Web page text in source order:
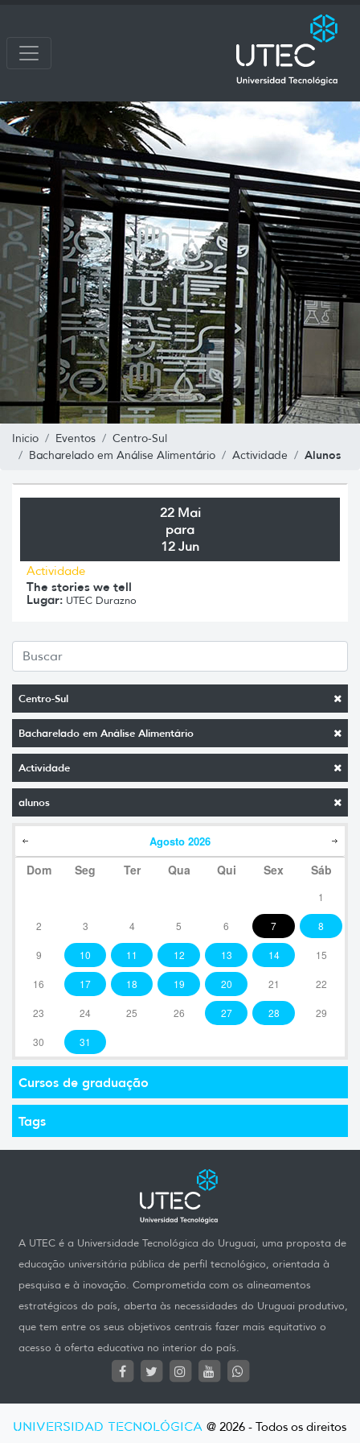
Inicio Eventos
Centro-Sul
Bacharelado em Análise Alimentário
Actividade Alunos
Centro-Sul
Bacharelado em Análise Alimentário
Actividade
alunos
Agosto 2026
Dom Seg Ter Qua Qui Sex Sáb
1
2 3 4 5 6 7 8
9 10 11 12 13 14 15
16 17 18 19 20 21 22
23 24 25 26 27 28 29
30 31
Cursos de graduação
Tags
22 Mai
para
12 Jun
Actividade
The stories we tell
Lugar: UTEC Durazno
A UTEC é a Universidade Tecnológica do Uruguai, uma proposta de
educação universitária pública de perfil tecnológico, orientada à
pesquisa e à inovação. Comprometida com os alineamentos
estratégicos do país, aberta às necessidades do Uruguai produtivo,
que tem entre os seus objetivos centrais fazer mais equitativo o
acesso à oferta educativa no interior do país.
UNIVERSIDAD TECNOLÓGICA @ 2026 - Todos os direitos